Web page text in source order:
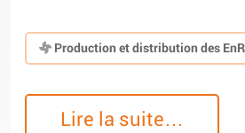
Production et distribution des EnR
Lire la suite…